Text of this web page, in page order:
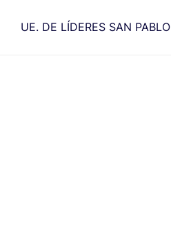
UE. DE LÍDERES SAN PABLO